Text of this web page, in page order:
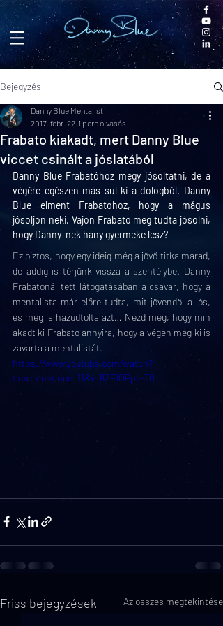
Bejegyzés
Frabato kiakadt, mert Danny Blue
viccet csinált a jóslatából
Danny Blue Mentalist
2017. febr. 22. 1 perc olvasás
Danny Blue Frabatóhoz megy jósoltatni, de a
végére egészen más sül ki a dologból. Danny
Blue elment Frabatohoz, hogy a mágus
jósoljon neki. Vajon Frabato meg tudta jósolni,
hogy Danny-nek hány gyermeke lesz?
Ez biztos, hogy egy ideig még a jövő titka marad,
de addig is térjünk vissza a szentélybe. Danny
Frabatonál tett látogatásában a csavar, hogy a
mentalista már előre tudta, mit jövendöl a jós,
és meg is hazudtolta azt… Nézd meg, hogy min
akadt ki Frabato annyira, hogy a végén még ki is
zavarta a mentalistát.
https://www.youtube.com/watch?
time_continue=11&v=6ZElOPpt-D0
Friss bejegyzések Az összes megtekintése